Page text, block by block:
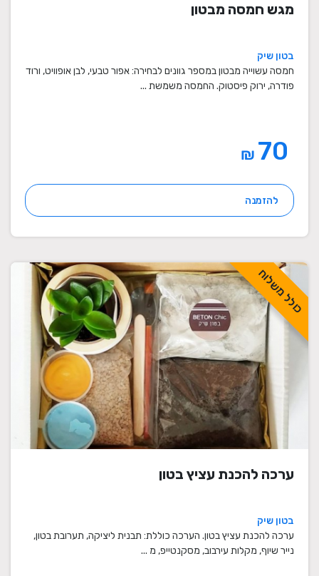
מגש חמסה מבטון
בטון שיק
חמסה עשוייה מבטון במספר גוונים לבחירה: אפור טבעי, לבן אופוויט, ורוד
פודרה, ירוק פיסטוק. החמסה משמשת ...
₪
להזמנה
כולל משלוח
ערכה להכנת עציץ בטון
בטון שיק
ערכה להכנת עציץ בטון. הערכה כוללת: תבנית ליציקה, תערובת בטון,
נייר שיוף, מקלות עירבוב, מסקנטייפ, מ ...